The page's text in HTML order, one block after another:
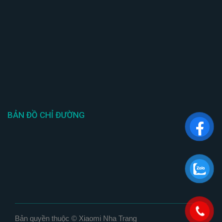
BẢN ĐỒ CHỈ ĐƯỜNG
Bản quyền thuộc © Xiaomi Nha Trang